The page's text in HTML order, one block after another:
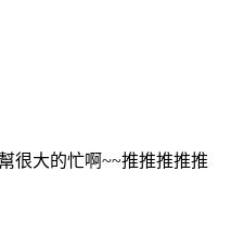
很大的忙啊~~推推推推推